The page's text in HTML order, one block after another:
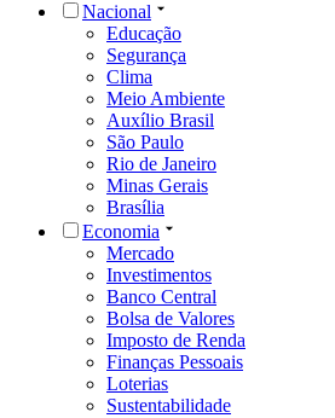
Nacional
Educação
Segurança
Clima
Meio Ambiente
Auxílio Brasil
São Paulo
Rio de Janeiro
Minas Gerais
Brasília
Economia
Mercado
Investimentos
Banco Central
Bolsa de Valores
Imposto de Renda
Finanças Pessoais
Loterias
Sustentabilidade